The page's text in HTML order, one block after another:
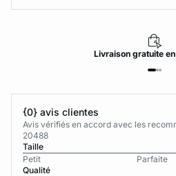
Livraisongratuite
{0} avis clientes
Avis vérifiés en accord avec les
20488
Taille
Petit
Parfaite
Qualité